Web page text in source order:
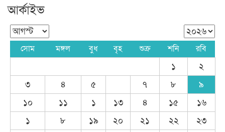
আর্কাইভ
সোম মঙ্গল বুধ বৃহ শুক্র শনি রবি
১
২
৩
৪ ৫ ৭ ৮
৯
১০
১১ ১ ১৩ ৪ ১৫
১৬
১
৮ ১৯ ২০ ২১ ২২
২৩